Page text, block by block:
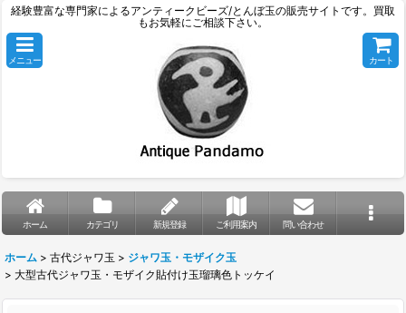
経験豊富な専門家によるアンティークビーズ/とんぼ玉の販売サイトです。買取
もお気軽にご相談下さい。
メニュー カート
ホーム カテゴリ 新規登録 ご利用案内 問い合わせ
ホーム > 古代ジャワ玉 > ジャワ玉・モザイク玉
> 大型古代ジャワ玉・モザイク貼付け玉瑠璃色トッケイ